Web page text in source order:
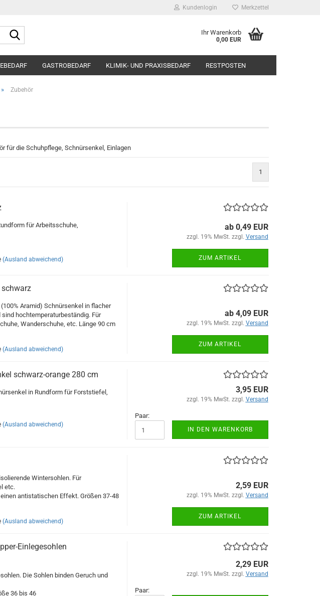
Kundenlogin Merkzettel
Ihr Warenkorb
0,00 EUR
GASTROBEDARF KLIMIK- UND PRAXISBEDARF RESTPOSTEN
» Zubehör
für die Schuhpflege, Schnürsenkel, Einlagen
1
für Arbeitsschuhe,
(Ausland abweichend)
ab 0,49 EUR
zzgl. 19% MwSt. zzgl. Versand
ZUM ARTIKEL
schwarz
Aramid) Schnürsenkel in flacher
hochtemperaturbeständig. Für
Wanderschuhe, etc. Länge 90 cm
(Ausland abweichend)
ab 4,09 EUR
zzgl. 19% MwSt. zzgl. Versand
ZUM ARTIKEL
schwarz-orange 280 cm
in Rundform für Forststiefel,
(Ausland abweichend)
3,95 EUR
zzgl. 19% MwSt. zzgl. Versand
Paar:
IN DEN WARENKORB
Wintersohlen. Für
etc.
antistatischen Effekt. Größen 37-48
(Ausland abweichend)
2,59 EUR
zzgl. 19% MwSt. zzgl. Versand
ZUM ARTIKEL
Einlegesohlen
Die Sohlen binden Geruch und
36 bis 46
2,29 EUR
zzgl. 19% MwSt. zzgl. Versand
Paar: